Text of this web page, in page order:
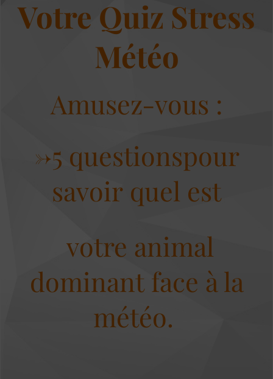
Votre Quiz Stress
Météo
Amusez-vous :
->5 questionspour
savoir quel est
votre animal
dominant face à la
météo.